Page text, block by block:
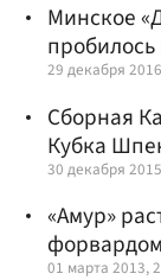
Минское
29 декабря
Сборная
Кубка
30 декабря
«Амур»
01 марта 2013,